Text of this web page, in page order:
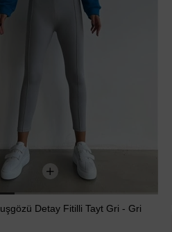
Detay Fitilli Tayt Gri - Gri